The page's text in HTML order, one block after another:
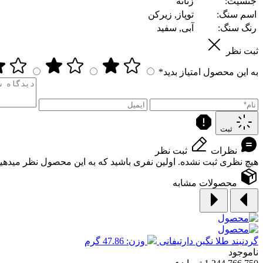
اسم سنگ:
توپاز, زیرکن
رنگ سنگ:
آبی, سفید
ثبت نظر
به این محصول امتیاز بدید*
ثبت
نظرات
ثبت نظر
هیچ نظری ثبت نشده. اولین نفری باشید که به این محصول نظر
محصولات مشابه
گردنبند طلا نگین دارتیفانی
وزن: 47.86 گرم
ناموجود